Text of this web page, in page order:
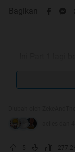
Bagikan
mau
5 277.2K